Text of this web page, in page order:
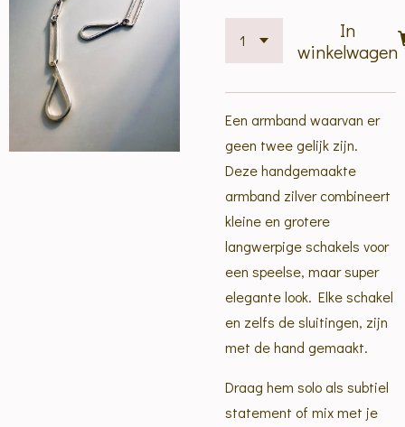
In
winkelwagen
Een armband waarvan er
geen twee gelijk zijn.
Deze handgemaakte
armband zilver combineert
kleine en grotere
langwerpige schakels voor
een speelse, maar super
elegante look. Elke schakel
en zelfs de sluitingen, zijn
met de hand gemaakt.
Draag hem solo als subtiel
statement of mix met je